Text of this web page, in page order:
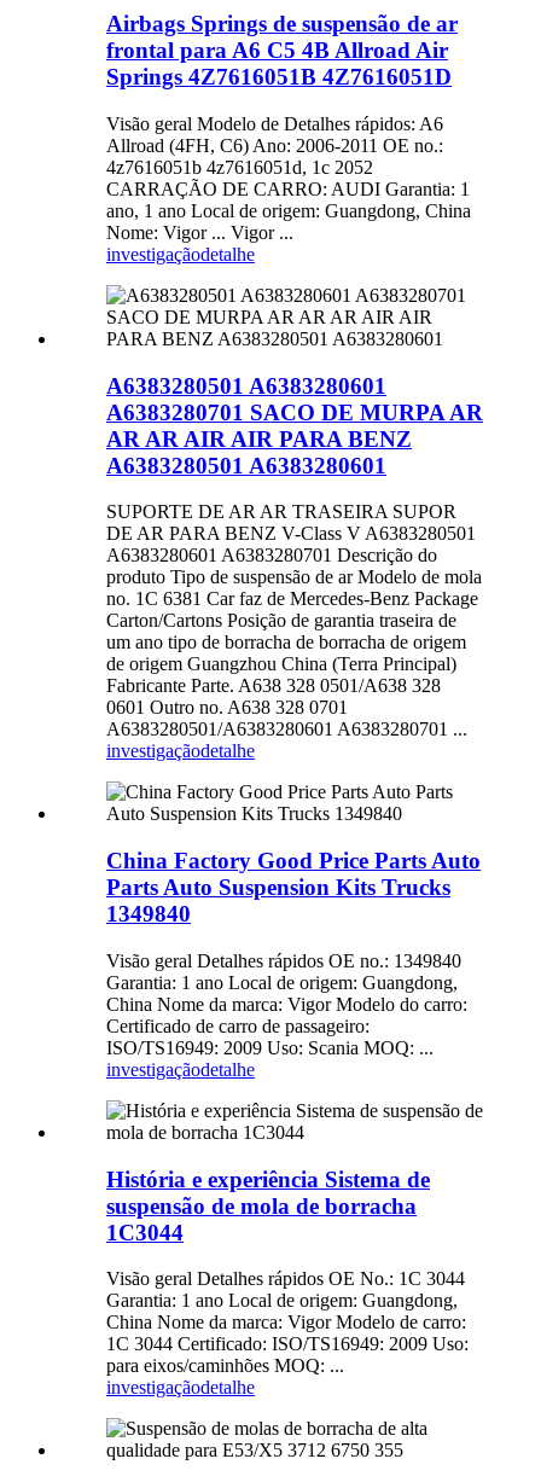
Airbags Springs de suspensão de ar
frontal para A6 C5 4B Allroad Air
Springs 4Z7616051B 4Z7616051D
Visão geral Modelo de Detalhes rápidos: A6
Allroad (4FH, C6) Ano: 2006-2011 OE no.:
4z7616051b 4z7616051d, 1c 2052
CARRAÇÃO DE CARRO: AUDI Garantia: 1
ano, 1 ano Local de origem: Guangdong, China
Nome: Vigor ... Vigor ...
investigaçãodetalhe
A6383280501 A6383280601
A6383280701 SACO DE MURPA AR
AR AR AIR AIR PARA BENZ
A6383280501 A6383280601
SUPORTE DE AR ​​AR TRASEIRA SUPOR
DE AR ​​PARA BENZ V-Class V A6383280501
A6383280601 A6383280701 Descrição do
produto Tipo de suspensão de ar Modelo de mola
no. 1C 6381 Car faz de Mercedes-Benz Package
Carton/Cartons Posição de garantia traseira de
um ano tipo de borracha de borracha de origem
de origem Guangzhou China (Terra Principal)
Fabricante Parte. A638 328 0501/A638 328
0601 Outro no. A638 328 0701
A6383280501/A6383280601 A6383280701 ...
investigaçãodetalhe
China Factory Good Price Parts Auto
Parts Auto Suspension Kits Trucks
1349840
Visão geral Detalhes rápidos OE no.: 1349840
Garantia: 1 ano Local de origem: Guangdong,
China Nome da marca: Vigor Modelo do carro:
Certificado de carro de passageiro:
ISO/TS16949: 2009 Uso: Scania MOQ: ...
investigaçãodetalhe
História e experiência Sistema de
suspensão de mola de borracha
1C3044
Visão geral Detalhes rápidos OE No.: 1C 3044
Garantia: 1 ano Local de origem: Guangdong,
China Nome da marca: Vigor Modelo de carro:
1C 3044 Certificado: ISO/TS16949: 2009 Uso:
para eixos/caminhões MOQ: ...
investigaçãodetalhe